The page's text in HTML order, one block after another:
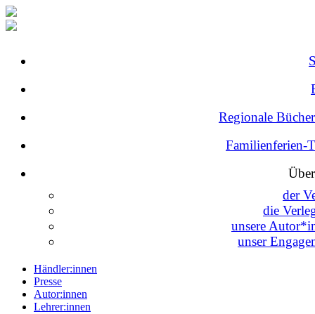
Regionale
Familienferien-
der
die
unsere
unser
Händler:innen
Presse
Autor:innen
Lehrer:innen